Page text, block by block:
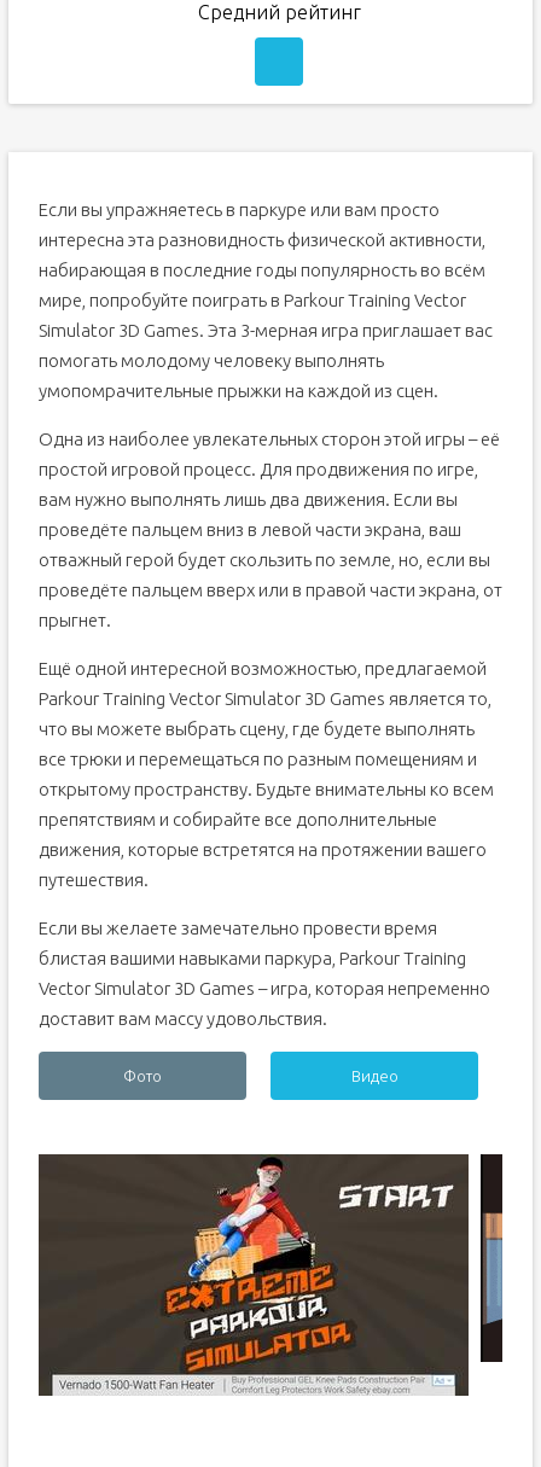
Средний рейтинг
Если вы упражняетесь в паркуре или вам просто
интересна эта разновидность физической активности,
набирающая в последние годы популярность во всём
мире, попробуйте поиграть в Parkour Training Vector
Simulator 3D Games. Эта 3-мерная игра приглашает вас
помогать молодому человеку выполнять
умопомрачительные прыжки на каждой из сцен.
Одна из наиболее увлекательных сторон этой игры – её
простой игровой процесс. Для продвижения по игре,
вам нужно выполнять лишь два движения. Если вы
проведёте пальцем вниз в левой части экрана, ваш
отважный герой будет скользить по земле, но, если вы
проведёте пальцем вверх или в правой части экрана, от
прыгнет.
Ещё одной интересной возможностью, предлагаемой
Parkour Training Vector Simulator 3D Games является то,
что вы можете выбрать сцену, где будете выполнять
все трюки и перемещаться по разным помещениям и
открытому пространству. Будьте внимательны ко всем
препятствиям и собирайте все дополнительные
движения, которые встретятся на протяжении вашего
путешествия.
Если вы желаете замечательно провести время
блистая вашими навыками паркура, Parkour Training
Vector Simulator 3D Games – игра, которая непременно
доставит вам массу удовольствия.
Фото Видео